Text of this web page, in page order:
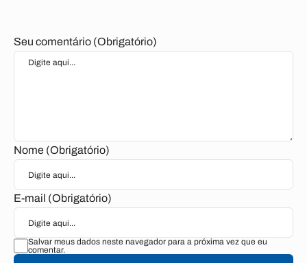
Seu comentário (Obrigatório)
Nome (Obrigatório)
E-mail (Obrigatório)
Salvar meus dados neste navegador para a próxima vez que eu
comentar.